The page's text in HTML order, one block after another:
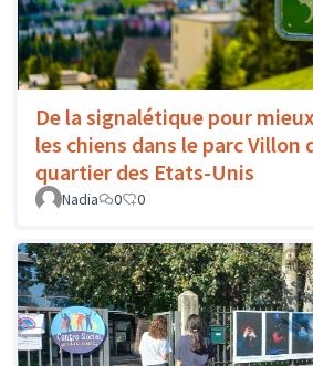
De la signalétique pour
les chiens dans le parc Villon
quartier des Etats-Unis
Nadia 0 0